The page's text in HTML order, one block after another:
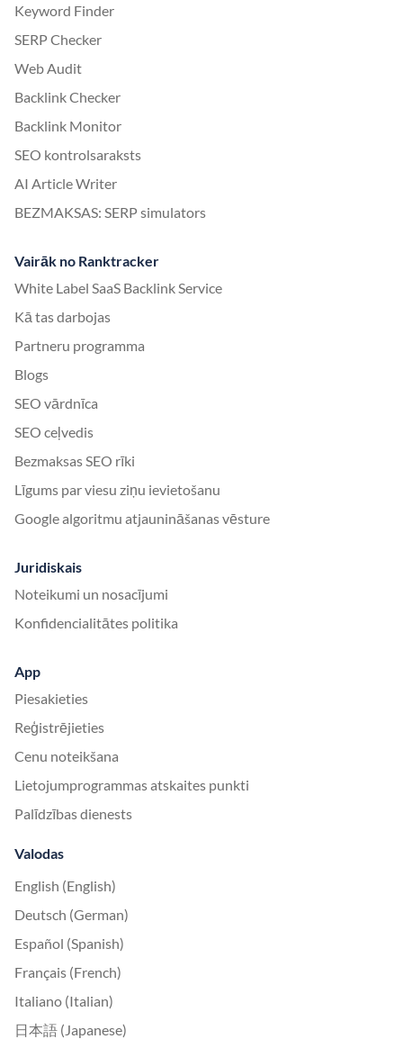
Keyword Finder
SERP Checker
Web Audit
Backlink Checker
Backlink Monitor
SEO kontrolsaraksts
AI Article Writer
BEZMAKSAS: SERP simulators
Vairāk no Ranktracker
White Label SaaS Backlink Service
Kā tas darbojas
Partneru programma
Blogs
SEO vārdnīca
SEO ceļvedis
Bezmaksas SEO rīki
Līgums par viesu ziņu ievietošanu
Google algoritmu atjaunināšanas vēsture
Juridiskais
Noteikumi un nosacījumi
Konfidencialitātes politika
App
Piesakieties
Reģistrējieties
Cenu noteikšana
Lietojumprogrammas atskaites punkti
Palīdzības dienests
Valodas
English (English)
Deutsch (German)
Español (Spanish)
Français (French)
Italiano (Italian)
日本語 (Japanese)